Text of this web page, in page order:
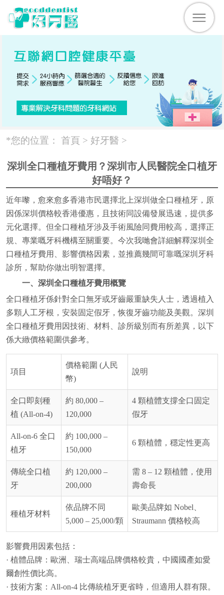
*您的位置： 首頁 > 好牙醫 >
深圳全口種植牙費用？深圳市人民醫院全口植牙
好唔好？
近年嚟，愈來愈多香港市民選擇北上深圳做全口種植牙，原
因係深圳價格較香港優惠，且技術同設備發展迅速，提供多
元化選擇。但全口種植牙涉及手術風險同費用較高，選擇正
規、專業嘅牙科機構至關重要。今次我哋會詳細解釋深圳全
口種植牙費用、影響價格因素，並推薦幾間可靠嘅深圳牙科
診所，幫助你做出明智選擇。
一、深圳全口種植牙費用概覽
全口種植牙係針對全口無牙或牙齒嚴重缺失人士，透過植入
多顆人工牙根，安裝固定假牙，恢復牙齒功能及美觀。深圳
全口種植牙費用因技術、材料、診所級別而有所差異，以下
係大緻價格範圍供參考。
項目
價格範圍 (人民
幣)
說明
全口即刻種
植 (All-on-4)
約 80,000 –
120,000
4 顆植體支撐全口固定
假牙
All-on-6 全口
植牙
約 100,000 –
150,000
6 顆植體，穩定性更高
傳統全口植
牙
約 120,000 –
200,000
需 8 – 12 顆植體，使用
壽命長
種植牙材料
依品牌不同
5,000 – 25,000/顆
歐美品牌如 Nobel、
Straumann 價格較高
影響費用因素包括：
· 植體品牌：歐洲、瑞士高端品牌價格較貴，中國國產如愛
爾創性價比高。
· 技術方案：All-on-4 比傳統植牙更省時，但適用人群有限。